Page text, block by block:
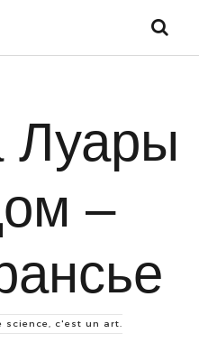
Луары
–
science, c'est un art.